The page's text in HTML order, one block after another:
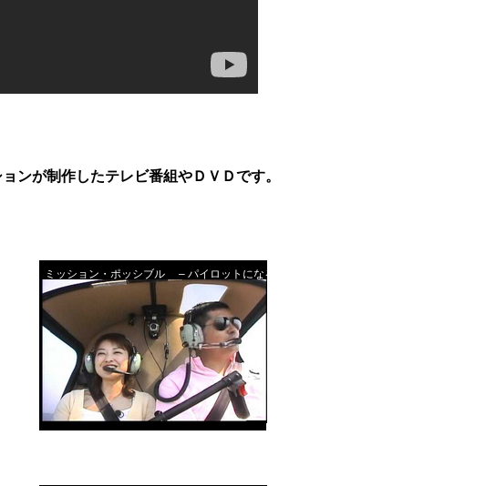
ンが制作したテレビ番組やＤＶＤです。
ミッション・ポッシブル – パイロットになる秘密 –